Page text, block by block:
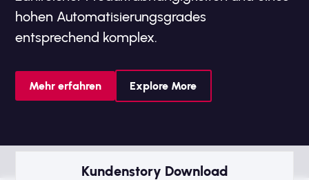
hohen Automatisierungsgrades
entsprechend komplex.
Mehr erfahren Explore More
Kundenstory Download